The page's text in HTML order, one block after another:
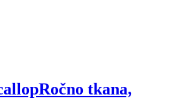
Ročno tkana,